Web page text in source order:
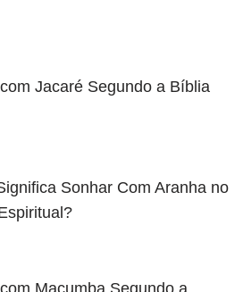
Jacaré Segundo a Bíblia
Sonhar Com Aranha no